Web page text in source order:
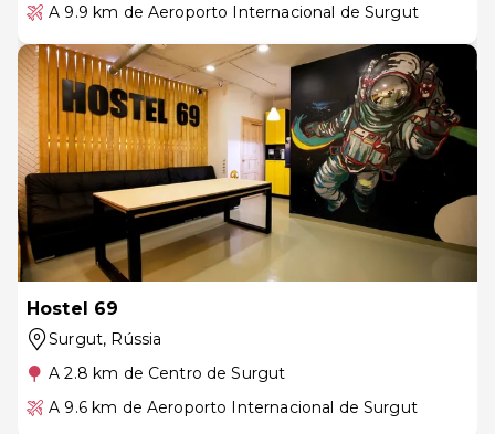
A 9.9 km de Aeroporto Internacional de Surgut
Hostel 69
Surgut, Rússia
A 2.8 km de Centro de Surgut
A 9.6 km de Aeroporto Internacional de Surgut